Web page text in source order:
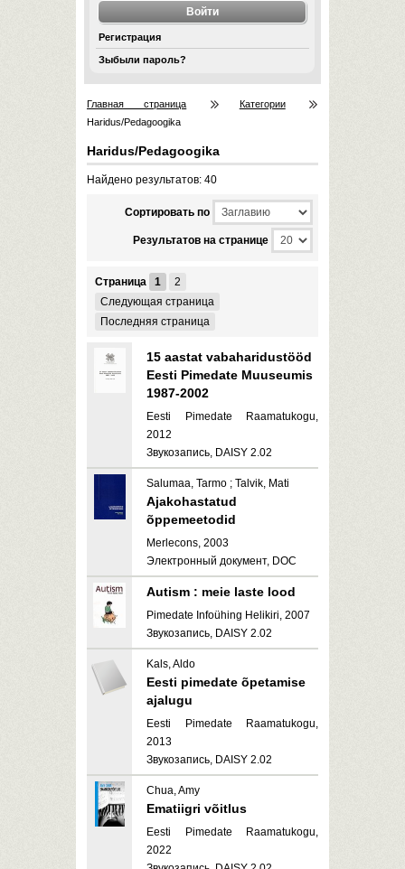
Регистрация
Зыбыли пароль?
Главная страница
Категории
Haridus/Pedagoogika
Haridus/Pedagoogika
Найдено результатов: 40
Cортировать по
Результатов на странице
Страница 1
2
Следующая страница
Последняя страница
15 aastat vabaharidustööd
Eesti Pimedate Muuseumis
1987-2002
Eesti Pimedate Raamatukogu,
2012
Звукозапись, DAISY 2.02
Salumaa, Tarmo ; Talvik, Mati
Ajakohastatud
õppemeetodid
Merlecons, 2003
Электронный документ, DOC
Autism : meie laste lood
Pimedate Infoühing Helikiri, 2007
Звукозапись, DAISY 2.02
Kals, Aldo
Eesti pimedate õpetamise
ajalugu
Eesti Pimedate Raamatukogu,
2013
Звукозапись, DAISY 2.02
Chua, Amy
Ematiigri võitlus
Eesti Pimedate Raamatukogu,
2022